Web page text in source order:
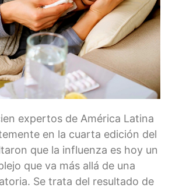
expertos de América Latina
en la cuarta edición del
que la influenza es hoy un
que va más allá de una
Se trata del resultado de